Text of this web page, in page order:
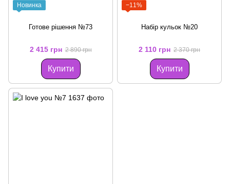
Новинка
Готове рішення №73
2 415 грн 2 890 грн
Купити
−11%
Набір кульок №20
2 110 грн 2 370 грн
Купити